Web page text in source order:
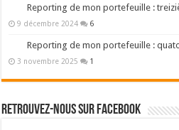
Reporting de mon portefeuille :
9 décembre 2024 6
Reporting de mon portefeuille :
3 novembre 2025 1
Retrouvez-nous sur Facebook